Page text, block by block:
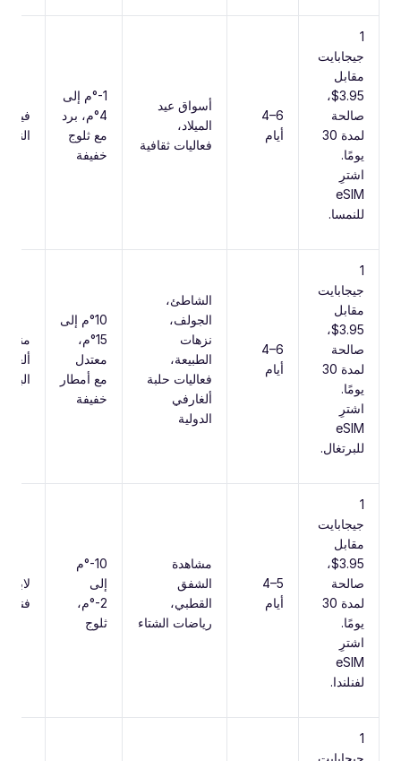
‎1‎
جيجابايت
مقابل
‎$3.95‎،
صالحة
لمدة ‎30‎
يومًا.
اشترِ
eSIM
للنمسا.
‎4–6‎
أيام
أسواق عيد
الميلاد،
فعاليات ثقافية
‎-1‎°م إلى
‎4‎°م، برد
مع ثلوج
خفيفة
فيينا،
‎1‎
جيجابايت
مقابل
‎$3.95‎،
صالحة
لمدة ‎30‎
يومًا.
اشترِ
eSIM
للبرتغال.
‎4–6‎
أيام
الشاطئ،
الجولف،
نزهات
الطبيعة،
فعاليات حلبة
ألغارفي
الدولية
‎10‎°م إلى
‎15‎°م،
معتدل
مع أمطار
خفيفة
‎1‎
جيجابايت
مقابل
‎$3.95‎،
صالحة
لمدة ‎30‎
يومًا.
اشترِ
eSIM
لفنلندا.
‎4–5‎
أيام
مشاهدة
الشفق
القطبي،
رياضات الشتاء
‎-10‎°م
إلى
‎-2‎°م،
ثلوج
فنلندا
‎1‎
جيجابايت